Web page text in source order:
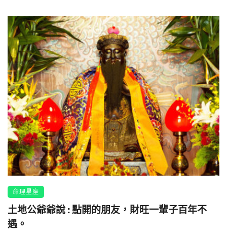
命理星座
土地公爺爺說 : 點開的朋友，財旺一輩子百年不
遇。